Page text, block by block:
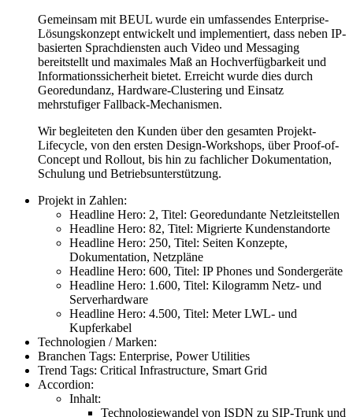
Gemeinsam mit BEUL wurde ein umfassendes Enterprise-
Lösungskonzept entwickelt und implementiert, dass neben IP-
basierten Sprachdiensten auch Video und Messaging
bereitstellt und maximales Maß an Hochverfügbarkeit und
Informationssicherheit bietet. Erreicht wurde dies durch
Georedundanz, Hardware-Clustering und Einsatz
mehrstufiger Fallback-Mechanismen.
Wir begleiteten den Kunden über den gesamten Projekt-
Lifecycle, von den ersten Design-Workshops, über Proof-of-
Concept und Rollout, bis hin zu fachlicher Dokumentation,
Schulung und Betriebsunterstützung.
Projekt in Zahlen:
Headline Hero: 2, Titel: Georedundante Netzleitstellen
Headline Hero: 82, Titel: Migrierte Kundenstandorte
Headline Hero: 250, Titel: Seiten Konzepte,
Dokumentation, Netzpläne
Headline Hero: 600, Titel: IP Phones und Sondergeräte
Headline Hero: 1.600, Titel: Kilogramm Netz- und
Serverhardware
Headline Hero: 4.500, Titel: Meter LWL- und
Kupferkabel
Technologien / Marken:
Branchen Tags: Enterprise, Power Utilities
Trend Tags: Critical Infrastructure, Smart Grid
Accordion:
Inhalt:
Technologiewandel von ISDN zu SIP-Trunk und